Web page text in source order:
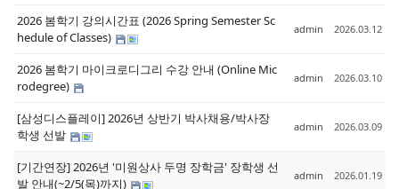
2026 봄학기 강의시간표 (2026 Spring Semester Sc
hedule of Classes)
admin 2026.03.12
2026 봄학기 마이크로디그리 수강 안내 (Online Mic
rodegree)
admin 2026.03.10
[삼성디스플레이] 2026년 상반기 박사채용/박사장
학생 선발
admin 2026.03.09
[기간연장] 2026년 '미원상사 두명 장학금' 장학생 선
발 안내(~2/5(목)까지)
admin 2026.01.19